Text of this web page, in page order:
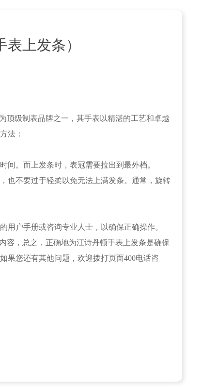
上发条）
顶级制表品牌之一，其手表以精湛的工艺和卓越
法：
。而上发条时，表冠需要拉出到最外档。
不要过于轻柔以免无法上满发条。通常，旋转
户手册或咨询专业人士，以确保正确操作。
容，总之，正确地为江诗丹顿手表上发条是确保
果您还有其他问题，欢迎拨打页面400电话咨